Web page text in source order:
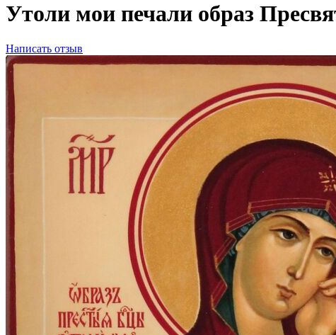
Утоли мои печали образ
Написать отзыв